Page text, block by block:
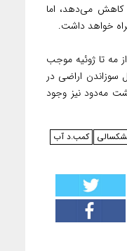
کاهش می‌دهد، اما
خواهد داشت.
مه تا ژوئیه موجب
سوزاندن اراضی در
مه‌دود نیز وجود
کمب.د آب